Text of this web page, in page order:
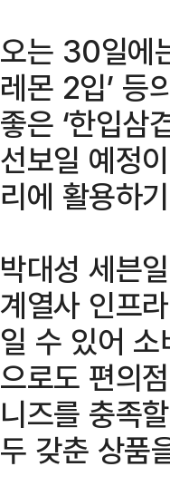
오는 30일에
레몬 2입’ 등
좋은 ‘한입삼
선보일 예정
리에 활용하
박대성 세븐
계열사 인프
일 수 있어
으로도 편의
니즈를 충족
두 갖춘 상품